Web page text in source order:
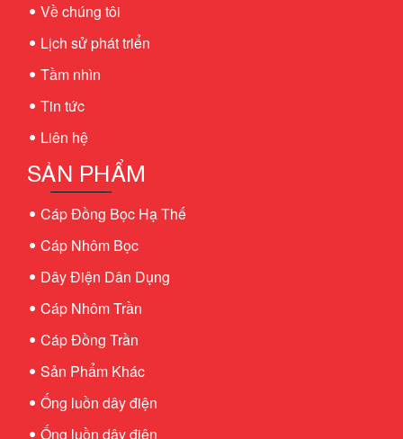
Về chúng tôi
Lịch sử phát triển
Tầm nhìn
Tin tức
Liên hệ
SẢN PHẨM
Cáp Đồng Bọc Hạ Thế
Cáp Nhôm Bọc
Dây Điện Dân Dụng
Cáp Nhôm Trần
Cáp Đồng Trần
Sản Phẩm Khác
Ống luồn dây điện
Ống luồn dây điện